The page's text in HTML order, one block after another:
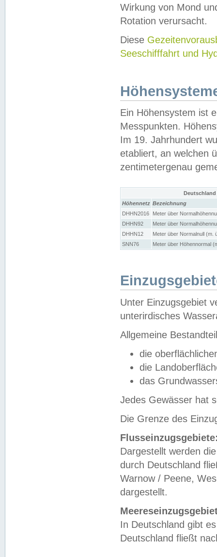
Wirkung von Mond
Rotation verursacht.
Diese
Seeschifffahrt und
Ein Höhensystem ist
Messpunkten.
Im 19. Jahrhundert
etabliert, an welchen
zentimetergenau
Höhennetz Bezeichnung
DHHN2016
Meter über
DHHN92
Meter über
DHHN12
Meter über Normalnull (m.
SNN76
Meter über Höhennormal
Unter Einzugsgebiet
unterirdisches
Allgemeine
die
die
das
Jedes Gewässer hat
Die Grenze des
Dargestellt werden
durch Deutschland
Warnow / Peene,
dargestellt.
In Deutschland gibt
Deutschland fließt